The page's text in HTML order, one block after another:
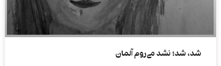
شد، شد؛ نشد می‌روم آلمان